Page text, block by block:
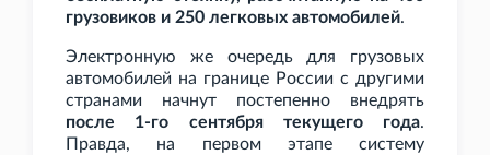
грузовиков и 250 легковых автомобилей.
Электронную же очередь для грузовых
автомобилей на границе России с другими
странами начнут постепенно внедрять
после 1-го сентября текущего года.
Правда, на первом этапе систему